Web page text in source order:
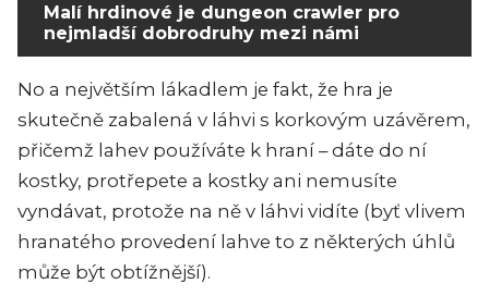
Malí hrdinové je dungeon crawler pro
nejmladší dobrodruhy mezi námi
No a největším lákadlem je fakt, že hra je
skutečně zabalená v láhvi s korkovým uzávěrem,
přičemž lahev používáte k hraní – dáte do ní
kostky, protřepete a kostky ani nemusíte
vyndávat, protože na ně v láhvi vidíte (byť vlivem
hranatého provedení lahve to z některých úhlů
může být obtížnější).